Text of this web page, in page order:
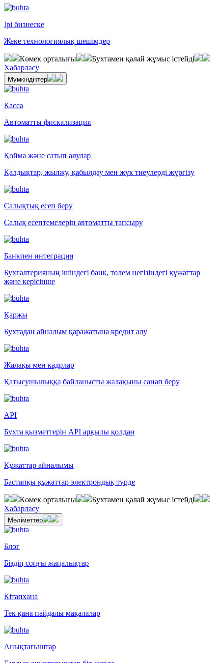
Ірі бизнеске
Жеке технологиялық шешімдер
Көмек орталығы
Бухтамен қалай жұмыс істейді
Хабарласу
Мүмкіндіктер
Касса
Автоматты фискализация
Қойма және сатып алулар
Қалдықтар, жылжу, қабылдау мен жүк тиеулерді жүргізу
Салықтық есеп беру
Салық есептемелерін автоматты тапсыру
Банкпен интеграция
Бухгалтерияның ішіндегі банк, төлем негізіндегі құжаттар
және керісінше
Қаржы
Бухтадан айналым қаражатына кредит алу
Жалақы мен кадрлар
Қатысушылыққа байланысты жалақыны санап беру
API
Бухта қызметтерін API арқылы қолдан
Құжаттар айналымы
Бастапқы құжаттар электрондық түрде
Көмек орталығы
Бухтамен қалай жұмыс істейді
Хабарласу
Мәліметтер
Блог
Біздің соңғы жаңалықтар
Кітапхана
Тек қана пайдалы мақалалар
Анықтағыштар